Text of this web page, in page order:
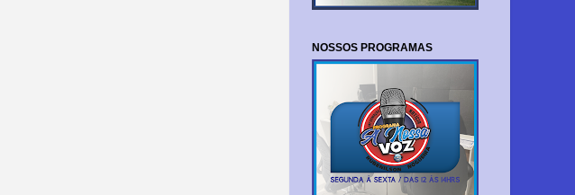
NOSSOS PROGRAMAS